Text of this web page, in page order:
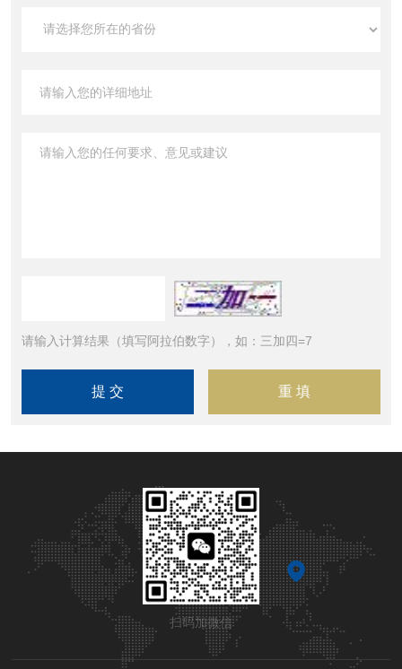
请输入计算结果（填写阿拉伯数字），如：三加四=7
扫码加微信